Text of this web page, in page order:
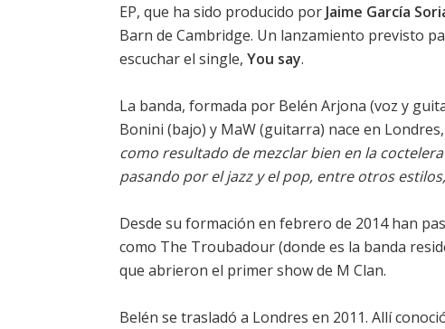
EP, que ha sido producido por Jaime García
Barn de Cambridge. Un lanzamiento previsto
escuchar el single, You say.
La banda, formada por Belén Arjona (voz y
Bonini (bajo) y MaW (guitarra) nace en
como resultado de mezclar bien en la
pasando por el jazz y el pop, entre otros
Desde su formación en febrero de 2014 han
como The Troubadour (donde es la banda
que abrieron el primer show de M Clan.
Belén se trasladó a Londres en 2011. Allí